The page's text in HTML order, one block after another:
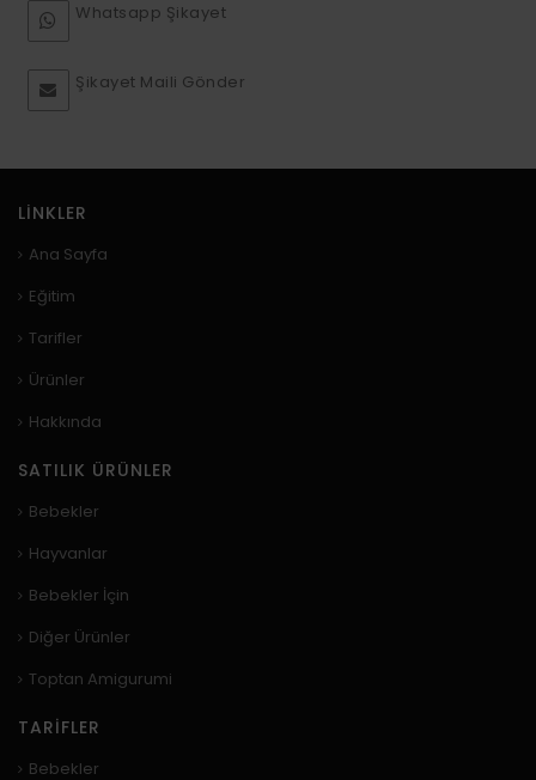
Whatsapp Şikayet
Şikayet Maili Gönder
LINKLER
Ana Sayfa
Eğitim
Tarifler
Ürünler
Hakkında
SATILIK ÜRÜNLER
Bebekler
Hayvanlar
Bebekler İçin
Diğer Ürünler
Toptan Amigurumi
TARIFLER
Bebekler